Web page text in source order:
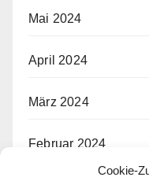
Cookie-
Mai 2024
April 2024
März 2024
Februar 2024